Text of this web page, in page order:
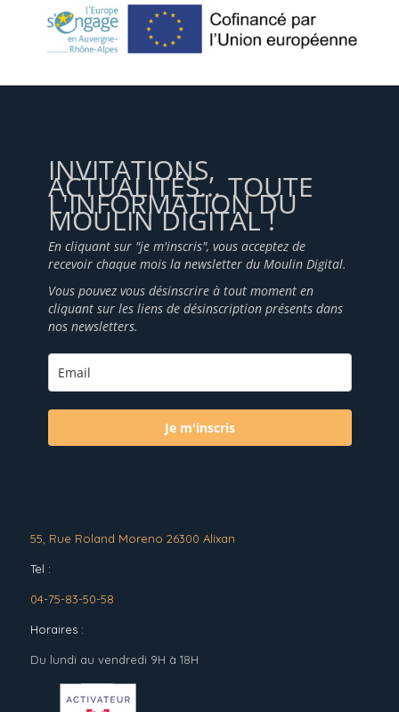
INVITATIONS,
ACTUALITÉS... TOUTE
L'INFORMATION DU
MOULIN DIGITAL !
En cliquant sur "je m'inscris", vous acceptez de
recevoir chaque mois la newsletter du Moulin Digital.
Vous pouvez vous désinscrire à tout moment en
cliquant sur les liens de désinscription présents dans
nos newsletters.
Je m'inscris
55, Rue Roland Moreno 26300 Alixan
Tel :
04-75-83-50-58
Horaires :
Du lundi au vendredi 9H à 18H